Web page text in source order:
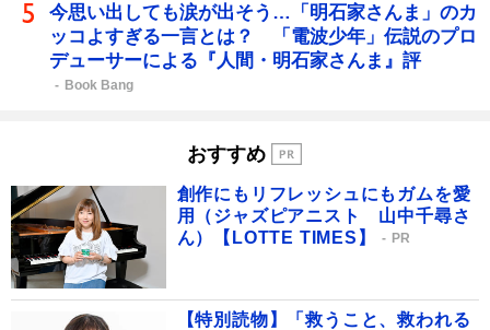
今思い出しても涙が出そう…「明石家さんま」のカ
ッコよすぎる一言とは？ 「電波少年」伝説のプロ
デューサーによる『人間・明石家さんま』評
Book Bang
おすすめ
創作にもリフレッシュにもガムを愛
用（ジャズピアニスト 山中千尋さ
ん）【LOTTE TIMES】
PR
【特別読物】「救うこと、救われる